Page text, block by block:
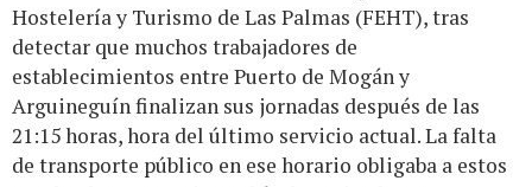
Hostelería y Turismo de Las Palmas (FEHT), tras
detectar que muchos trabajadores de
establecimientos entre Puerto de Mogán y
Arguineguín finalizan sus jornadas después de las
21:15 horas, hora del último servicio actual. La falta
de transporte público en ese horario obligaba a estos